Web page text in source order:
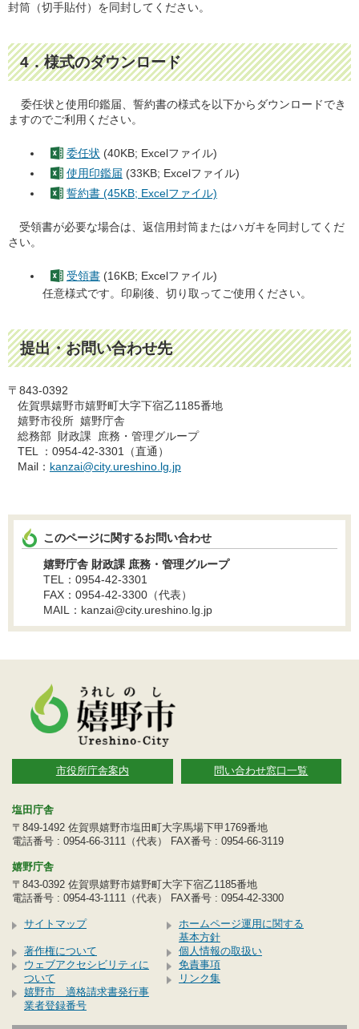
封筒（切手貼付）を同封してください。
4．様式のダウンロード
委任状と使用印鑑届、誓約書の様式を以下からダウンロードでき
ますのでご利用ください。
委任状 (40KB; Excelファイル)
使用印鑑届 (33KB; Excelファイル)
誓約書 (45KB; Excelファイル)
受領書が必要な場合は、返信用封筒またはハガキを同封してくだ
さい。
受領書 (16KB; Excelファイル)
任意様式です。印刷後、切り取ってご使用ください。
提出・お問い合わせ先
〒843-0392
佐賀県嬉野市嬉野町大字下宿乙1185番地
嬉野市役所 嬉野庁舎
総務部 財政課 庶務・管理グループ
TEL ：0954-42-3301（直通）
Mail： kanzai@city.ureshino.lg.jp
このページに関するお問い合わせ
嬉野庁舎 財政課 庶務・管理グループ
TEL：0954-42-3301
FAX：0954-42-3300（代表）
MAIL：kanzai@city.ureshino.lg.jp
市役所庁舎案内 問い合わせ窓口一覧
塩田庁舎
〒849-1492 佐賀県嬉野市塩田町大字馬場下甲1769番地
電話番号 : 0954-66-3111（代表） FAX番号 : 0954-66-3119
嬉野庁舎
〒843-0392 佐賀県嬉野市嬉野町大字下宿乙1185番地
電話番号 : 0954-43-1111（代表） FAX番号 : 0954-42-3300
サイトマップ
ホームページ運用に関する
基本方針
著作権について
個人情報の取扱い
ウェブアクセシビリティに
ついて
免責事項
リンク集
嬉野市 適格請求書発行事
業者登録番号